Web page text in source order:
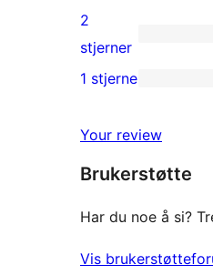
reviews
3-
star
reviews
0
2-
reviews
2
stjerner
star
reviews
1 stjerne
Your review
Brukerstøtte
Har du noe å si?
Vis